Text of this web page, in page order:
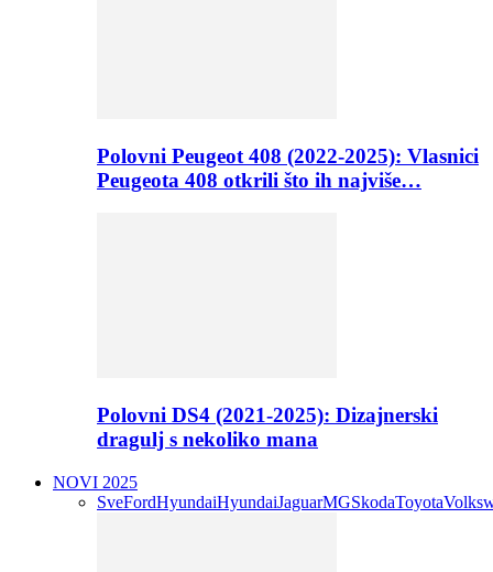
Polovni Peugeot 408 (2022-2025): Vlasnici
Peugeota 408 otkrili što ih najviše…
Polovni DS4 (2021-2025): Dizajnerski
dragulj s nekoliko mana
NOVI 2025
SveFordHyundaiHyundaiJaguarMGSkodaToyota